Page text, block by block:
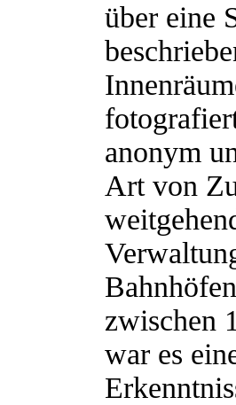
über eine
anonym
Art von
zwischen
war es